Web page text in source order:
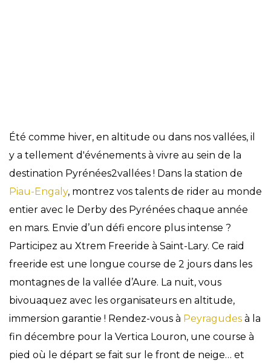
Été comme hiver, en altitude ou dans nos vallées, il
y a tellement d'événements à vivre au sein de la
destination Pyrénées2vallées ! Dans la station de
Piau-Engaly, montrez vos talents de rider au monde
entier avec le Derby des Pyrénées chaque année
en mars. Envie d’un défi encore plus intense ?
Participez au Xtrem Freeride à Saint-Lary. Ce raid
freeride est une longue course de 2 jours dans les
montagnes de la vallée d’Aure. La nuit, vous
bivouaquez avec les organisateurs en altitude,
immersion garantie ! Rendez-vous à Peyragudes à la
fin décembre pour la Vertica Louron, une course à
pied où le départ se fait sur le front de neige… et